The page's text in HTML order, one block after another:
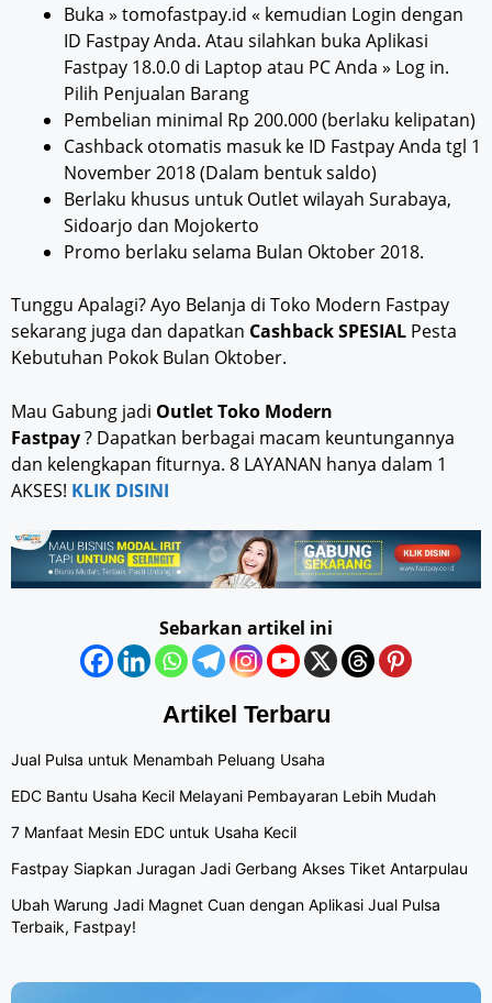
Buka » tomofastpay.id « kemudian Login dengan
ID Fastpay Anda. Atau silahkan buka Aplikasi
Fastpay 18.0.0 di Laptop atau PC Anda » Log in.
Pilih Penjualan Barang
Pembelian minimal Rp 200.000 (berlaku kelipatan)
Cashback otomatis masuk ke ID Fastpay Anda tgl 1
November 2018 (Dalam bentuk saldo)
Berlaku khusus untuk Outlet wilayah Surabaya,
Sidoarjo dan Mojokerto
Promo berlaku selama Bulan Oktober 2018.
Tunggu Apalagi? Ayo Belanja di Toko Modern Fastpay
sekarang juga dan dapatkan Cashback SPESIAL Pesta
Kebutuhan Pokok Bulan Oktober.
Mau Gabung jadi Outlet Toko Modern
Fastpay? Dapatkan berbagai macam keuntungannya
dan kelengkapan fiturnya. 8 LAYANAN hanya dalam 1
AKSES! KLIK DISINI
Sebarkan artikel ini
Artikel Terbaru
Jual Pulsa untuk Menambah Peluang Usaha
EDC Bantu Usaha Kecil Melayani Pembayaran Lebih Mudah
7 Manfaat Mesin EDC untuk Usaha Kecil
Fastpay Siapkan Juragan Jadi Gerbang Akses Tiket Antarpulau
Ubah Warung Jadi Magnet Cuan dengan Aplikasi Jual Pulsa
Terbaik, Fastpay!